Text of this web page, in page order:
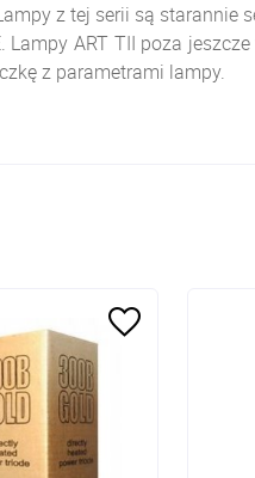
z tej serii są starannie
ART TII poza
z parametrami lampy.